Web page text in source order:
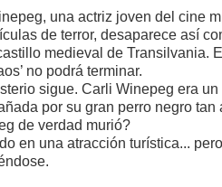
una actriz joven del cine
de terror, desaparece así
medieval de Transilvania.
no podrá terminar.
sigue. Carli Winepeg era
por su gran perro negro tan
de verdad murió?
en una atracción turística...